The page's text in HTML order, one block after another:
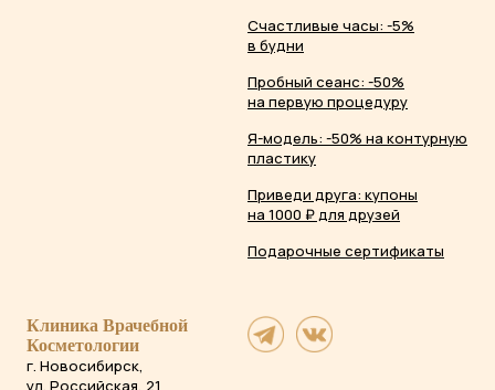
Счастливые часы: -5%
в будни
Пробный сеанс: -50%
на первую процедуру
Я-модель: -50% на контурную
пластику
Приведи друга: купоны
на 1000 ₽ для друзей
Подарочные сертификаты
Клиника Врачебной
Косметологии
г. Новосибирск,
ул. Российская, 21